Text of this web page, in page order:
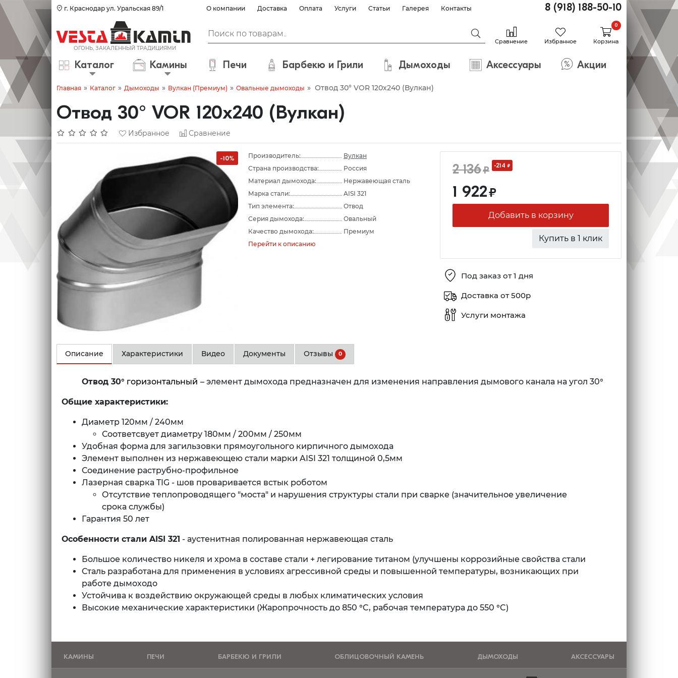
г. Краснодар ул. Уральская 89/1 О компании Доставка Оплата Услуги Статьи Галерея Контакты 8 (918) 188-50-10
Сравнение Избранное Корзина
0
Каталог Камины Печи Барбекю и Грили Дымоходы Аксессуары Акции
Главная » Каталог » Дымоходы » Вулкан (Премиум) » Овальные дымоходы » Отвод 30° VOR 120х240 (Вулкан)
Отвод 30° VOR 120х240 (Вулкан)
Избранное Сравнение
-10% Производитель:
Вулкан
Страна производства:
Россия
Материал дымохода:
Нержавеющая сталь
Марка стали:
AISI 321
Тип элемента:
Отвод
Серия дымохода:
Овальный
Качество дымохода:
Премиум
Перейти к описанию
2 136₽ -214 ₽
1 922₽
Добавить в корзину
Купить в 1 клик
Под заказ от 1 дня
Доставка от 500р
Услуги монтажа
Описание Характеристики Видео Документы Отзывы 0
Отвод 30° горизонтальный – элемент дымохода предназначен для изменения направления дымового канала на угол 30°
Общие характеристики:
Диаметр 120мм / 240мм
Соответсвует диаметру 180мм / 200мм / 250мм
Удобная форма для загильзовки прямоугольного кирпичного дымохода
Элемент выполнен из нержавеющею стали марки AISI 321 толщиной 0,5мм
Соединение раструбно-профильное
Лазерная сварка TIG - шов проваривается встык роботом
Отсутствие теплопроводящего "моста" и нарушения структуры стали при сварке (значительное увеличение
срока службы)
Гарантия 50 лет
Особенности стали AISI 321 - аустенитная полированная нержавеющая сталь
Большое количество никеля и хрома в составе стали + легирование титаном (улучшены коррозийные свойства стали
Сталь разработана для применения в условиях агрессивной среды и повышенной температуры, возникающих при
работе дымоходо
Устойчива к воздействию окружающей среды в любых климатических условия
Высокие механические характеристики (Жаропрочность до 850 °C, рабочая температура до 550 °C)
КАМИНЫ ПЕЧИ БАРБЕКЮ И ГРИЛИ ОБЛИЦОВОЧНЫЙ КАМЕНЬ ДЫМОХОДЫ АКСЕССУАРЫ